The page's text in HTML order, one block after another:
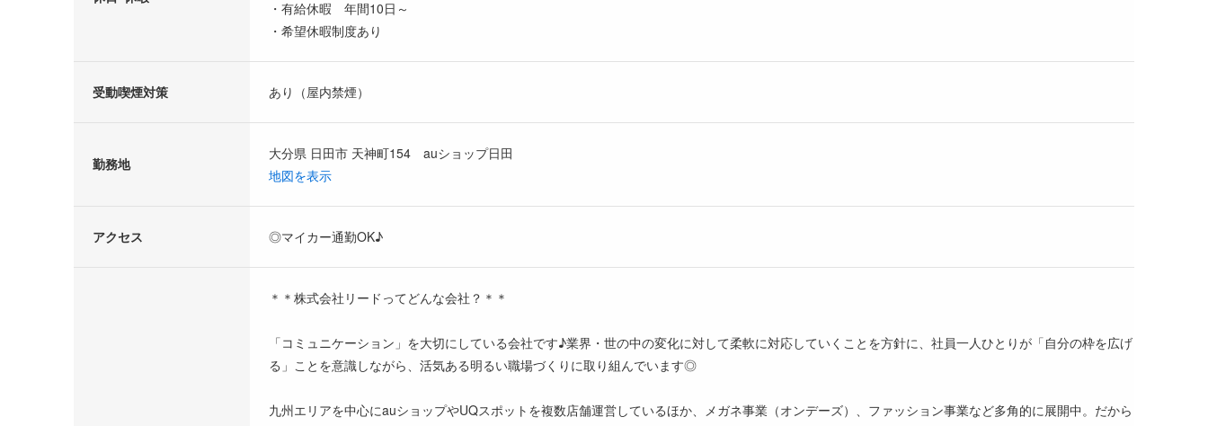
・有給休暇 年間10日～
・希望休暇制度あり
受動喫煙対策 あり（屋内禁煙）
勤務地
大分県 日田市 天神町154 auショップ日田
地図を表示
アクセス ◎マイカー通勤OK♪
＊＊株式会社リードってどんな会社？＊＊
「コミュニケーション」を大切にしている会社です♪業界・世の中の変化に対して柔軟に対応していくことを方針に、社員一人ひとりが「自分の枠を広げ
る」ことを意識しながら、活気ある明るい職場づくりに取り組んでいます◎
九州エリアを中心にauショップやUQスポットを複数店舗運営しているほか、メガネ事業（オンデーズ）、ファッション事業など多角的に展開中。だから